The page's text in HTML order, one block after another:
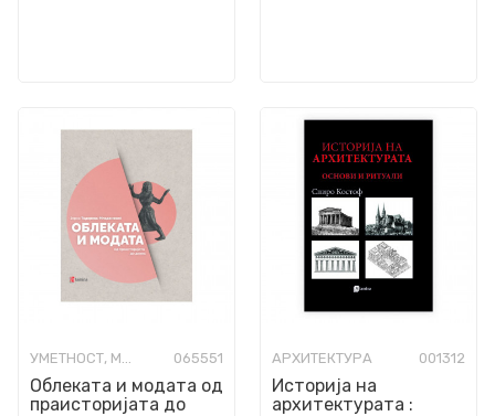
УМЕТНОСТ, МОДА И ИЗРАБОТКИ 065551
Облеката и модата од
праисторијата до
АРХИТЕКТУРА 001312
Историја на
архитектурата :